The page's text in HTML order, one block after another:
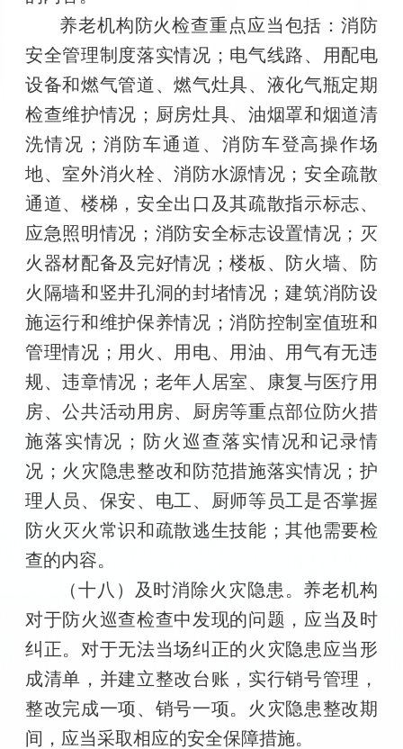
养老机构防火检查重点应当包括：消防
安全管理制度落实情况；电气线路、用配电
设备和燃气管道、燃气灶具、液化气瓶定期
检查维护情况；厨房灶具、油烟罩和烟道清
洗情况；消防车通道、消防车登高操作场
地、室外消火栓、消防水源情况；安全疏散
通道、楼梯，安全出口及其疏散指示标志、
应急照明情况；消防安全标志设置情况；灭
火器材配备及完好情况；楼板、防火墙、防
火隔墙和竖井孔洞的封堵情况；建筑消防设
施运行和维护保养情况；消防控制室值班和
管理情况；用火、用电、用油、用气有无违
规、违章情况；老年人居室、康复与医疗用
房、公共活动用房、厨房等重点部位防火措
施落实情况；防火巡查落实情况和记录情
况；火灾隐患整改和防范措施落实情况；护
理人员、保安、电工、厨师等员工是否掌握
防火灭火常识和疏散逃生技能；其他需要检
查的内容。
（十八）及时消除火灾隐患。养老机构
对于防火巡查检查中发现的问题，应当及时
纠正。对于无法当场纠正的火灾隐患应当形
成清单，并建立整改台账，实行销号管理，
整改完成一项、销号一项。火灾隐患整改期
间，应当采取相应的安全保障措施。